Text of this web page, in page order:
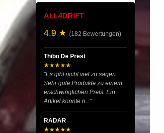
ALL4DRIFT
4.9 ★ (182 Bewertungen)
Thibo De Prest
★★★★★
"Es gibt nicht viel zu sagen.
Sehr gute Produkte zu einem
erschwinglichen Preis. Ein
Artikel konnte n..."
RADAR
★★★★★